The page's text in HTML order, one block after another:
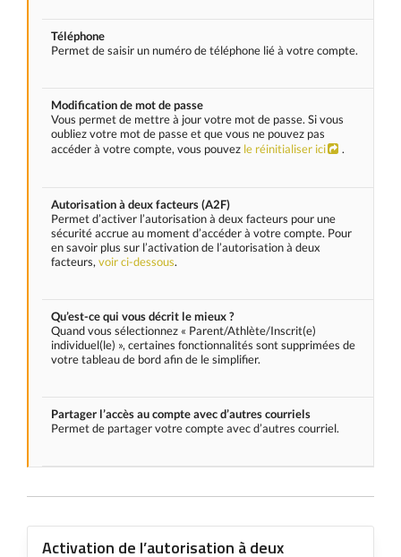
Téléphone
Permet de saisir un numéro de téléphone lié à votre compte.
Modification de mot de passe
Vous permet de mettre à jour votre mot de passe. Si vous
oubliez votre mot de passe et que vous ne pouvez pas
accéder à votre compte, vous pouvez le réinitialiser ici .
Autorisation à deux facteurs (A2F)
Permet d’activer l’autorisation à deux facteurs pour une
sécurité accrue au moment d’accéder à votre compte. Pour
en savoir plus sur l’activation de l’autorisation à deux
facteurs, voir ci-dessous.
Qu’est-ce qui vous décrit le mieux ?
Quand vous sélectionnez « Parent/Athlète/Inscrit(e)
individuel(le) », certaines fonctionnalités sont supprimées de
votre tableau de bord afin de le simplifier.
Partager l’accès au compte avec d’autres courriels
Permet de partager votre compte avec d’autres courriel.
Activation de l’autorisation à deux